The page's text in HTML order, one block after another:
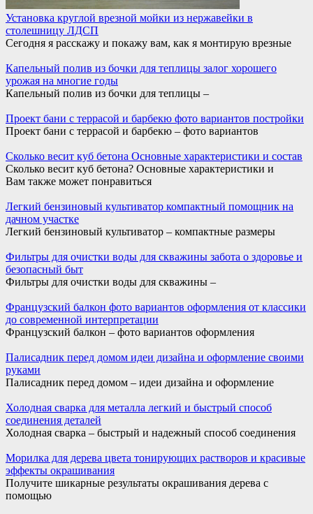
Установка круглой врезной мойки из нержавейки в
столешницу ЛДСП
Сегодня я расскажу и покажу вам, как я монтирую врезные
Капельный полив из бочки для теплицы залог хорошего
урожая на многие годы
Капельный полив из бочки для теплицы –
Проект бани с террасой и барбекю фото вариантов постройки
Проект бани с террасой и барбекю – фото вариантов
Сколько весит куб бетона Основные характеристики и состав
Сколько весит куб бетона? Основные характеристики и
Вам также может понравиться
Легкий бензиновый культиватор компактный помощник на
дачном участке
Легкий бензиновый культиватор – компактные размеры
Фильтры для очистки воды для скважины забота о здоровье и
безопасный быт
Фильтры для очистки воды для скважины –
Французский балкон фото вариантов оформления от классики
до современной интерпретации
Французский балкон – фото вариантов оформления
Палисадник перед домом идеи дизайна и оформление своими
руками
Палисадник перед домом – идеи дизайна и оформление
Холодная сварка для металла легкий и быстрый способ
соединения деталей
Холодная сварка – быстрый и надежный способ соединения
Морилка для дерева цвета тонирующих растворов и красивые
эффекты окрашивания
Получите шикарные результаты окрашивания дерева с
помощью